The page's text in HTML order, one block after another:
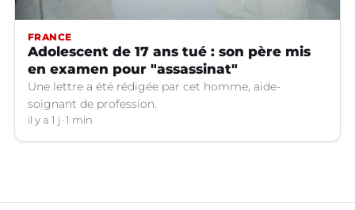
FRANCE
Adolescent de 17 ans tué : son père mis
en examen pour "assassinat"
Une lettre a été rédigée par cet homme, aide-
soignant de profession.
il y a 1 j 1 min